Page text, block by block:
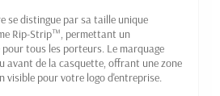
se distingue par sa taille unique
Rip-Strip™, permettant un
tous les porteurs. Le marquage
avant de la casquette, offrant une zone
visible pour votre logo d'entreprise.